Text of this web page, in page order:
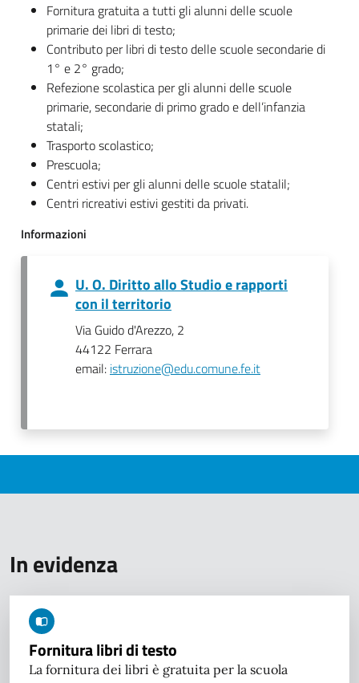
Fornitura gratuita a tutti gli alunni delle scuole
primarie dei libri di testo;
Contributo per libri di testo delle scuole secondarie di
1° e 2° grado;
Refezione scolastica per gli alunni delle scuole
primarie, secondarie di primo grado e dell’infanzia
statali;
Trasporto scolastico;
Prescuola;
Centri estivi per gli alunni delle scuole statalil;
Centri ricreativi estivi gestiti da privati.
Informazioni
U. O. Diritto allo Studio e rapporti
con il territorio
Via Guido d'Arezzo, 2
44122 Ferrara
email: istruzione@edu.comune.fe.it
In evidenza
Fornitura libri di testo
La fornitura dei libri è gratuita per la scuola